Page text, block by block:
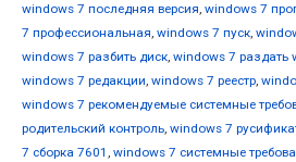
windows 7 последняя версия, windows 7
7 профессиональная, windows 7 пуск,
windows 7 разбить диск, windows 7 раздать
windows 7 редакции, windows 7 реестр,
windows 7 рекомендуемые системные
родительский контроль, windows 7
7 сборка 7601 , windows 7 системные